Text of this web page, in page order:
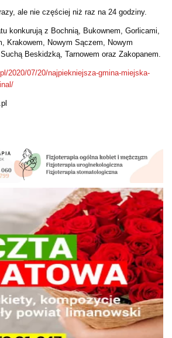
ale nie częściej niż raz na 24 godziny.
konkurują z Bochnią, Bukownem, Gorlicami,
Krakowem, Nowym Sączem, Nowym
Beskidzką, Tarnowem oraz Zakopanem.
2020/07/20/najpiekniejsza-gmina-miejska-